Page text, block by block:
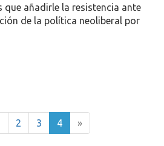
que añadirle la resistencia ante
de la política neoliberal por
2 3 4 »